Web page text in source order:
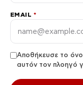
EMAIL *
Αποθήκευσε το
αυτόν τον πλοηγό